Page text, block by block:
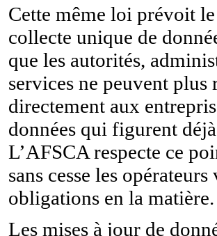
Cette même loi prévoit
collecte unique de
que les autorités,
services ne peuvent plus
directement aux
données qui figurent
L’AFSCA respecte ce
sans cesse les opérateurs
obligations en la matière.
Les mises à jour de